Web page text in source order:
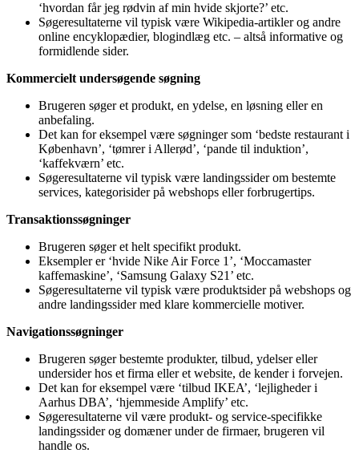
‘hvordan får jeg rødvin af min hvide skjorte?’ etc.
Søgeresultaterne vil typisk være Wikipedia-artikler og andre
online encyklopædier, blogindlæg etc. – altså informative og
formidlende sider.
Kommercielt undersøgende søgning
Brugeren søger et produkt, en ydelse, en løsning eller en
anbefaling.
Det kan for eksempel være søgninger som ‘bedste restaurant i
København’, ‘tømrer i Allerød’, ‘pande til induktion’,
‘kaffekværn’ etc.
Søgeresultaterne vil typisk være landingssider om bestemte
services, kategorisider på webshops eller forbrugertips.
Transaktionssøgninger
Brugeren søger et helt specifikt produkt.
Eksempler er ‘hvide Nike Air Force 1’, ‘Moccamaster
kaffemaskine’, ‘Samsung Galaxy S21’ etc.
Søgeresultaterne vil typisk være produktsider på webshops og
andre landingssider med klare kommercielle motiver.
Navigationssøgninger
Brugeren søger bestemte produkter, tilbud, ydelser eller
undersider hos et firma eller et website, de kender i forvejen.
Det kan for eksempel være ‘tilbud IKEA’, ‘lejligheder i
Aarhus DBA’, ‘hjemmeside Amplify’ etc.
Søgeresultaterne vil være produkt- og service-specifikke
landingssider og domæner under de firmaer, brugeren vil
handle os.